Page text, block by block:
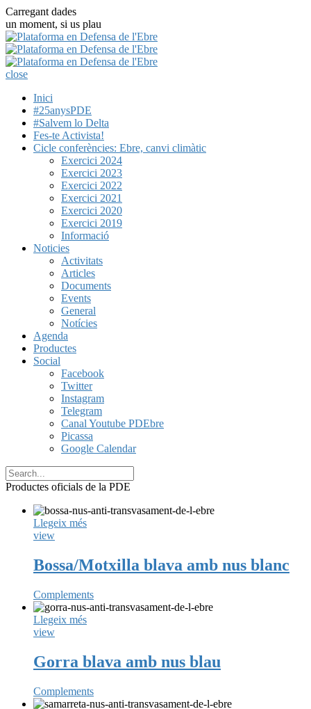
Carregant dades
un moment, si us plau
close
Inici
#25anysPDE
#Salvem lo Delta
Fes-te Activista!
Cicle conferències: Ebre, canvi climàtic
Exercici 2024
Exercici 2023
Exercici 2022
Exercici 2021
Exercici 2020
Exercici 2019
Informació
Noticies
Activitats
Articles
Documents
Events
General
Notícies
Agenda
Productes
Social
Facebook
Twitter
Instagram
Telegram
Canal Youtube PDEbre
Picassa
Google Calendar
Productes oficials de la PDE
Llegeix més
view
Bossa/Motxilla blava amb nus blanc
Complements
Llegeix més
view
Gorra blava amb nus blau
Complements